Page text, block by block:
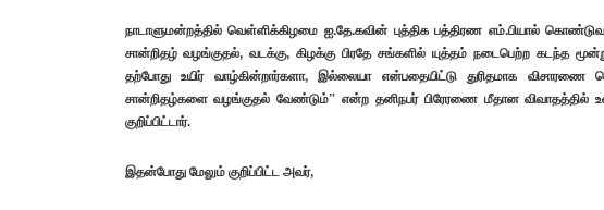
நாடாளுமன்றத்தில் வெள்ளிக்கிழமை ஐ.தே.கவின் புத்திக பத்திரண எம்.பியால்
சான்றிதழ் வழங்குதல், வடக்கு, கிழக்கு பிரதே சங்களில் யுத்தம் நடைபெற்ற கடந்த
தற்போது உயிர் வாழ்கின்றார்களா, இல்லையா என்பதையிட்டு துரிதமாக
சான்றிதழ்களை வழங்குதல் வேண்டும்” என்ற தனிநபர் பிரேரணை மீதான
குறிப்பிட்டார்.
இதன்போது மேலும் குறிப்பிட்ட அவர்,